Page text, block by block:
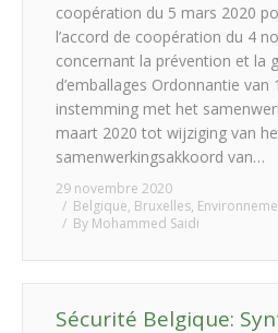
coopération du 5 mars 2020
l’accord de coopération du 4
concernant la prévention et la
d’emballages Ordonnantie
instemming met het
maart 2020 tot wijziging van
samenwerkingsakkoord van…
29 novembre 2020
Belgique, Bruxelles,
By Mohammed Saidi
Sécurité Belgique: